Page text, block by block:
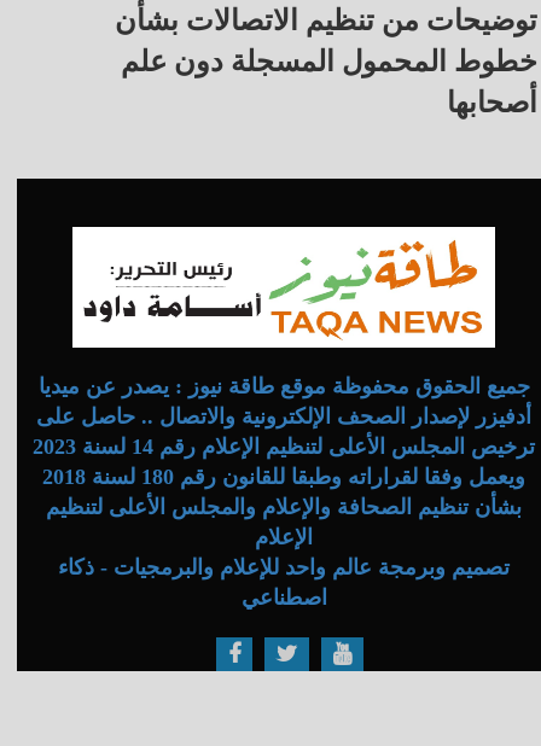
توضيحات من تنظيم الاتصالات بشأن
خطوط المحمول المسجلة دون علم
أصحابها
جميع الحقوق محفوظة موقع طاقة نيوز : يصدر عن ميديا
أدفيزر لإصدار الصحف الإلكترونية والاتصال .. حاصل على
ترخيص المجلس الأعلى لتنظيم الإعلام رقم 14 لسنة 2023
ويعمل وفقا لقراراته وطبقا للقانون رقم 180 لسنة 2018
بشأن تنظيم الصحافة والإعلام والمجلس الأعلى لتنظيم
الإعلام
تصميم وبرمجة عالم واحد للإعلام والبرمجيات - ذكاء
اصطناعي